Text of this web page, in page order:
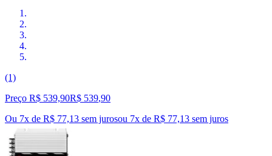
(1)
Preço R$ 539,90R$ 539,90
Ou 7x de R$ 77,13 sem jurosou 7x de R$ 77,13 sem juros